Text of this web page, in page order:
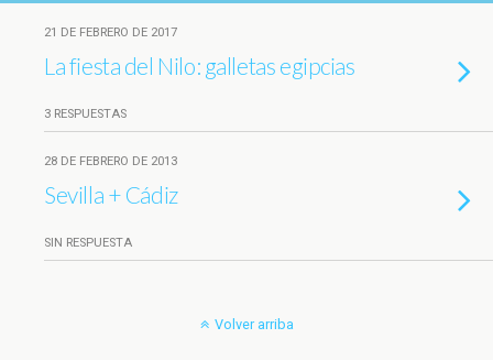
21 DE FEBRERO DE 2017
La fiesta del Nilo: galletas egipcias
3 RESPUESTAS
28 DE FEBRERO DE 2013
Sevilla + Cádiz
SIN RESPUESTA
Volver arriba